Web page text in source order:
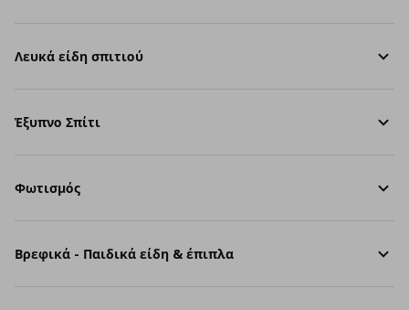
Λευκά είδη σπιτιού
Έξυπνο Σπίτι
Φωτισμός
Βρεφικά - Παιδικά είδη & έπιπλα